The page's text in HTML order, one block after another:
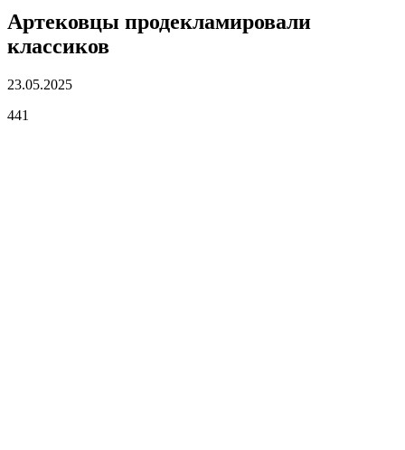
Артековцы продекламировали
классиков
23.05.2025
441